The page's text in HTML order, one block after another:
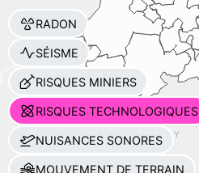
RADON
SÉISME
RISQUES MINIERS
RISQUES TECHNOLOGIQUES
NUISANCES SONORES
MOUVEMENT DE TERRAIN